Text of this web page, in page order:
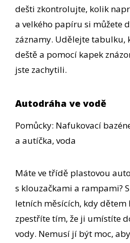
dešti zkontrolujte, kolik
a velkého papíru si můžete
záznamy. Udělejte tabulku,
deště a pomocí kapek
jste zachytili.
Autodráha ve vodě
Pomůcky: Nafukovací
a autíčka, voda
Máte ve třídě plastovou
s klouzačkami a rampami?
letních měsících, kdy dětem
zpestříte tím, že ji umístíte
vody. Nemusí jí být moc,